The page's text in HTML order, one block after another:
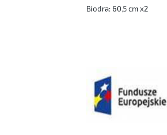
Biodra: 60,5 cm x2